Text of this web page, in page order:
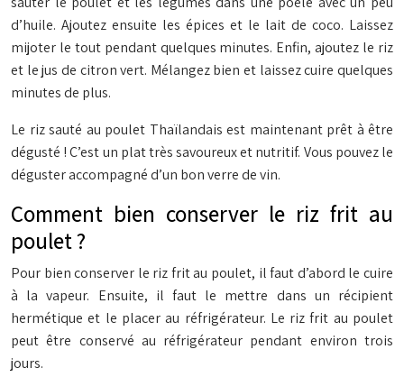
d’huile. Ajoutez ensuite les épices et le lait de coco. Laissez
mijoter le tout pendant quelques minutes. Enfin, ajoutez le riz
et le jus de citron vert. Mélangez bien et laissez cuire quelques
minutes de plus.
Le riz sauté au poulet Thaïlandais est maintenant prêt à être
dégusté ! C’est un plat très savoureux et nutritif. Vous pouvez le
déguster accompagné d’un bon verre de vin.
Comment bien conserver le riz frit au
poulet ?
Pour bien conserver le riz frit au poulet, il faut d’abord le cuire
à la vapeur. Ensuite, il faut le mettre dans un récipient
hermétique et le placer au réfrigérateur. Le riz frit au poulet
peut être conservé au réfrigérateur pendant environ trois
jours.